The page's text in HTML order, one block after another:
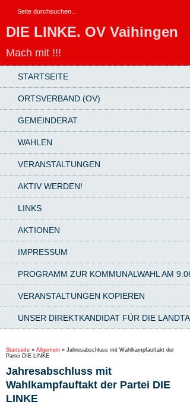
DIE LINKE. OV Vaihingen
Mach mit !!!
STARTSEITE
ORTSVERBAND (OV)
GEMEINDERAT
WAHLEN
VERANSTALTUNGEN
AKTIV WERDEN!
LINKS
AKTIONEN
IMPRESSUM
PROGRAMM ZUR KOMMUNALWAHL AM
VERANSTALTUNGEN KOPIEREN
UNSER DIREKTKANDIDAT FÜR DIE
Startseite » Allgemein » Jahresabschluss mit Wahlkampfauftakt der
Partei DIE LINKE
Jahresabschluss mit
Wahlkampfauftakt der Partei DIE
LINKE